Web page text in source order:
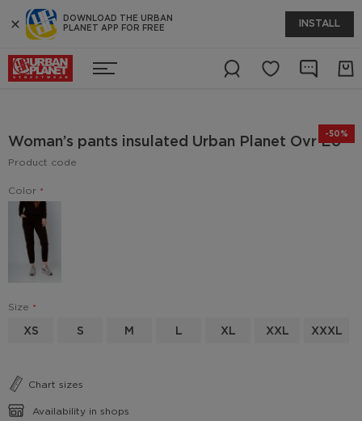
DOWNLOAD THE URBAN
PLANET APP FOR FREE
INSTALL
-50%
Woman’s pants insulated Urban Planet Ovr Eo
Product code
Color
Size
XS S M L XL XXL XXXL
Chart sizes
Availability in shops